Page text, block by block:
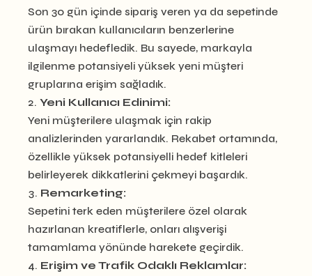
Son 30 gün içinde sipariş veren ya da sepetinde
ürün bırakan kullanıcıların benzerlerine
ulaşmayı hedefledik. Bu sayede, markayla
ilgilenme potansiyeli yüksek yeni müşteri
gruplarına erişim sağladık.
Yeni Kullanıcı Edinimi:
Yeni müşterilere ulaşmak için rakip
analizlerinden yararlandık. Rekabet ortamında,
özellikle yüksek potansiyelli hedef kitleleri
belirleyerek dikkatlerini çekmeyi başardık.
Remarketing:
Sepetini terk eden müşterilere özel olarak
hazırlanan kreatiflerle, onları alışverişi
tamamlama yönünde harekete geçirdik.
Erişim ve Trafik Odaklı Reklamlar: